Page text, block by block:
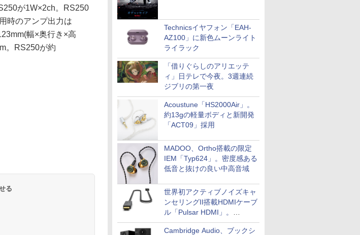
Technicsイヤフォン「EAH-
AZ100」に新色ムーンライト
ライラック
「借りぐらしのアリエッテ
ィ」日テレで今夜。3週連続
ジブリの第一夜
Acoustune「HS2000Air」。
約13gの軽量ボディと新開発
「ACT09」採用
MADOO、Ortho搭載の限定
IEM「Typ624」。密度感ある
低音と抜けの良い中高音域
世界初アクティブノイズキャ
ンセリングII搭載HDMIケーブ
ル「Pulsar HDMI」。
SilentPowerから
Cambridge Audio、ブックシ
が1W×2ch。RS250
時のアンプ出力は
幅×奥行き×高
。RS250が約
る